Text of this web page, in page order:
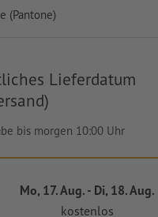
(Pantone)
Lieferdatum
bis morgen 10:00 Uhr
Mo, 17. Aug. - Di, 18. Aug.
kostenlos